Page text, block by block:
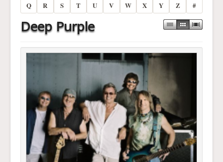
Q
R S T U V W X Y Z #
Deep Purple